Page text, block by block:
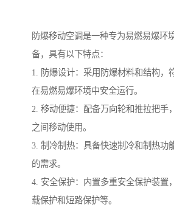
防爆移动空调是一种专为易燃易爆环
备，具有以下特点：
1. 防爆设计：采用防爆材料和结构，
在易燃易爆环境中安全运行。
2. 移动便捷：配备万向轮和推拉把手
之间移动使用。
3. 制冷制热：具备快速制冷和制热功
的需求。
4. 安全保护：内置多重安全保护装置
载保护和短路保护等。